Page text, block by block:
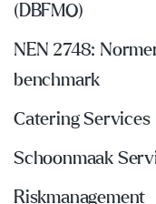
(DBFMO)
NEN 2748:
benchmark
Catering Services
Schoonmaak
Riskmanagement